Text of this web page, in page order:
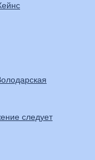
души» Ольга Володарская
следует